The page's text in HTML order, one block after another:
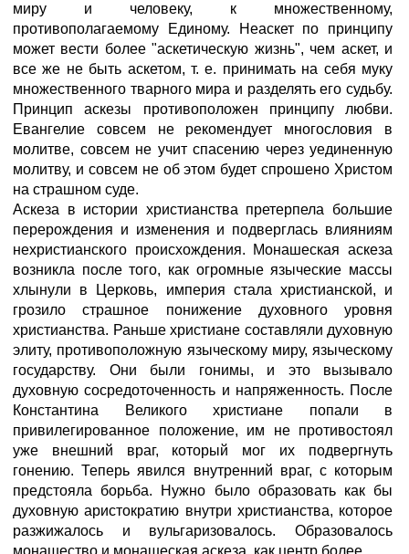
миру и человеку, к множественному,
противополагаемому Единому. Неаскет по принципу
может вести более "аскетическую жизнь", чем аскет, и
все же не быть аскетом, т. е. принимать на себя муку
множественного тварного мира и разделять его судьбу.
Принцип аскезы противоположен принципу любви.
Евангелие совсем не рекомендует многословия в
молитве, совсем не учит спасению через уединенную
молитву, и совсем не об этом будет спрошено Христом
на страшном суде.
Аскеза в истории христианства претерпела большие
перерождения и изменения и подверглась влияниям
нехристианского происхождения. Монашеская аскеза
возникла после того, как огромные языческие массы
хлынули в Церковь, империя стала христианской, и
грозило страшное понижение духовного уровня
христианства. Раньше христиане составляли духовную
элиту, противоположную языческому миру, языческому
государству. Они были гонимы, и это вызывало
духовную сосредоточенность и напряженность. После
Константина Великого христиане попали в
привилегированное положение, им не противостоял
уже внешний враг, который мог их подвергнуть
гонению. Теперь явился внутренний враг, с которым
предстояла борьба. Нужно было образовать как бы
духовную аристократию внутри христианства, которое
разжижалось и вульгаризовалось. Образовалось
монашество и монашеская аскеза, как центр более